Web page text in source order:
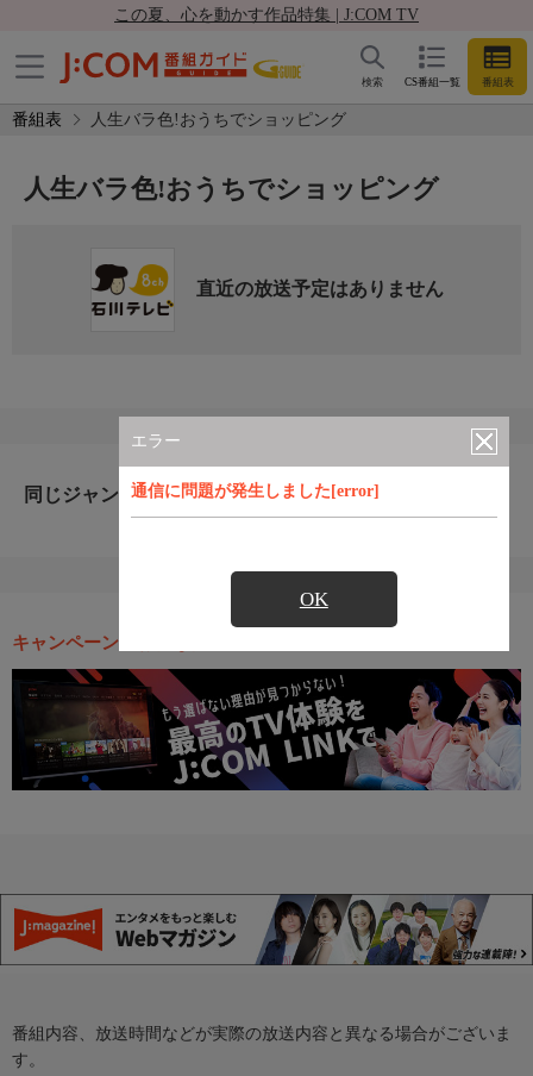
この夏、心を動かす作品特集 | J:COM TV
CS番組一覧 番組表
検索
番組表 人生バラ色!おうちでショッピング
エラー
通信に問題が発生しました[error]
OK
人生バラ色!おうちでショッピング
直近の放送予定はありません
同じジャンルのおすすめ番組
キャンペーン・お得な情報
番組内容、放送時間などが実際の放送内容と異なる場合がございま
す。